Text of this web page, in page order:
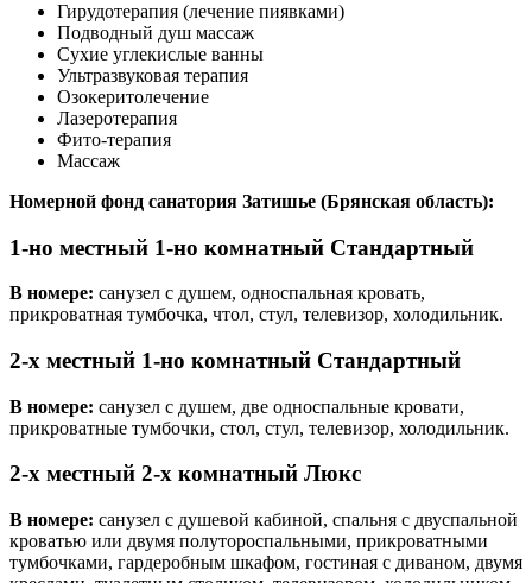
Гирудотерапия (лечение пиявками)
Подводный душ массаж
Сухие углекислые ванны
Ультразвуковая терапия
Озокеритолечение
Лазеротерапия
Фито-терапия
Массаж
Номерной фонд санатория Затишье (Брянская область):
1-но местный 1-но комнатный Стандартный
В номере: санузел с душем, односпальная кровать,
прикроватная тумбочка, чтол, стул, телевизор, холодильник.
2-х местный 1-но комнатный Стандартный
В номере: санузел с душем, две односпальные кровати,
прикроватные тумбочки, стол, стул, телевизор, холодильник.
2-х местный 2-х комнатный Люкс
В номере: санузел с душевой кабиной, спальня с двуспальной
кроватью или двумя полутороспальными, прикроватными
тумбочками, гардеробным шкафом, гостиная с диваном, двумя